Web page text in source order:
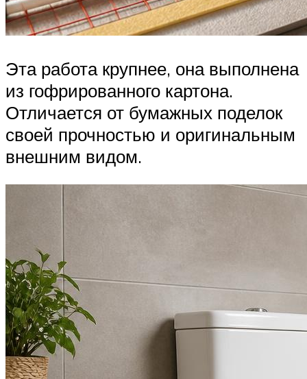
Эта работа крупнее, она выполнена
из гофрированного картона.
Отличается от бумажных поделок
своей прочностью и оригинальным
внешним видом.